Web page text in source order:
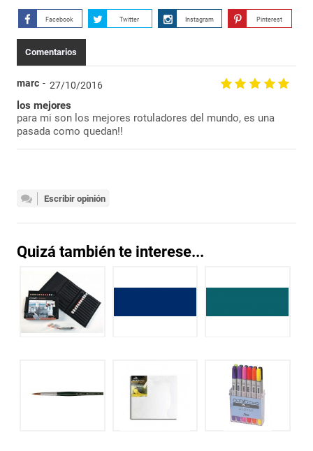
Facebook Twitter Instagram Pinterest
Comentarios
marc 27/10/2016
los mejores
para mi son los mejores rotuladores del mundo, es una
pasada como quedan!!
Escribir opinión
Quizá también te interese...